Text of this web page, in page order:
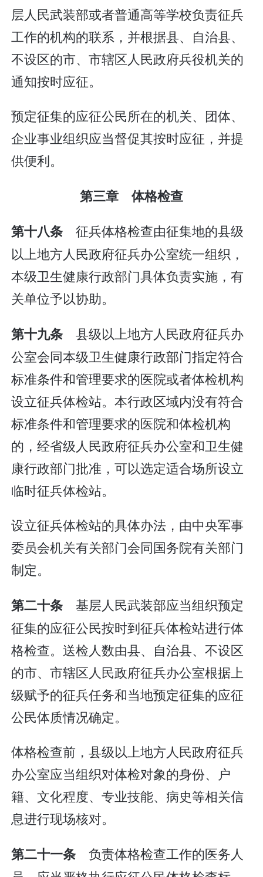
层人民武装部或者普通高等学校负责征兵
工作的机构的联系，并根据县、自治县、
不设区的市、市辖区人民政府兵役机关的
通知按时应征。
预定征集的应征公民所在的机关、团体、
企业事业组织应当督促其按时应征，并提
供便利。
第三章 体格检查
第十八条 征兵体格检查由征集地的县级
以上地方人民政府征兵办公室统一组织，
本级卫生健康行政部门具体负责实施，有
关单位予以协助。
第十九条 县级以上地方人民政府征兵办
公室会同本级卫生健康行政部门指定符合
标准条件和管理要求的医院或者体检机构
设立征兵体检站。本行政区域内没有符合
标准条件和管理要求的医院和体检机构
的，经省级人民政府征兵办公室和卫生健
康行政部门批准，可以选定适合场所设立
临时征兵体检站。
设立征兵体检站的具体办法，由中央军事
委员会机关有关部门会同国务院有关部门
制定。
第二十条 基层人民武装部应当组织预定
征集的应征公民按时到征兵体检站进行体
格检查。送检人数由县、自治县、不设区
的市、市辖区人民政府征兵办公室根据上
级赋予的征兵任务和当地预定征集的应征
公民体质情况确定。
体格检查前，县级以上地方人民政府征兵
办公室应当组织对体检对象的身份、户
籍、文化程度、专业技能、病史等相关信
息进行现场核对。
第二十一条 负责体格检查工作的医务人